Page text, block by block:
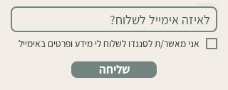
אימייל (חובה)
אני מאשר/ת לסננדו לשלוח לי מידע ופרטים באימייל
שליחה